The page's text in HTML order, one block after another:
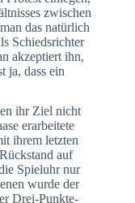
zwischen
das natürlich
Schiedsrichter
akzeptiert ihn,
ja, dass ein
ihr Ziel nicht
erarbeitete
ihrem letzten
auf
Spieluhr nur
wurde der
Drei-Punkte-